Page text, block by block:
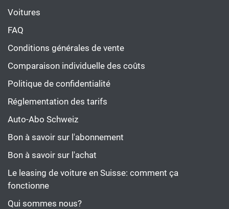
Voitures
FAQ
Conditions générales de vente
Comparaison individuelle des coûts
Politique de confidentialité
Réglementation des tarifs
Auto-Abo Schweiz
Bon à savoir sur l'abonnement
Bon à savoir sur l'achat
Le leasing de voiture en Suisse: comment ça
fonctionne
Qui sommes nous?